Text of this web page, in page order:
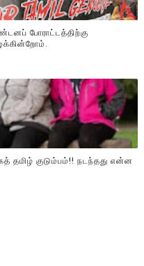
போராட்டத்திற்கு
தமிழ் குடும்பம்!! நடந்தது என்ன